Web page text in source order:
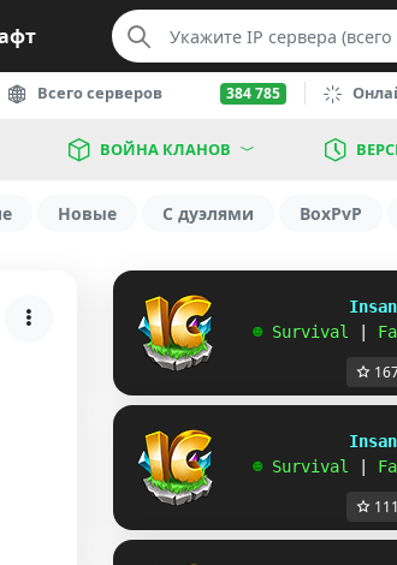
Всего серверов 384 785
ВОЙНА КЛАНОВ
Новые С дуэлями BoxPvP
☻ Survival
☻ Survival
111